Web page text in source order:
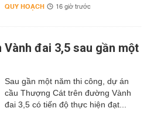
QUY HOẠCH 16 giờ trước
đai 3,5 sau gần một
Sau gần một năm thi công, dự án
cầu Thượng Cát trên đường Vành
đai 3,5 có tiến độ thực hiện đạt...